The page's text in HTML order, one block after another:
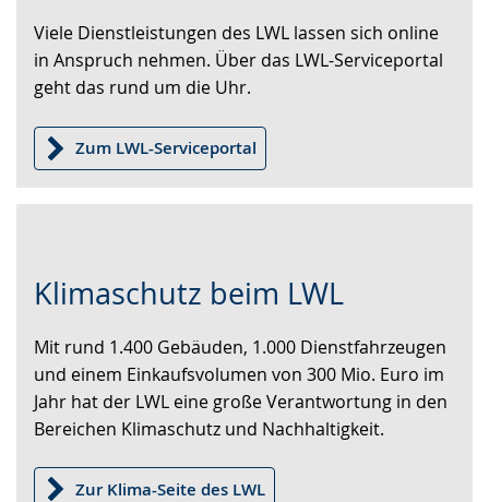
wechseln.
Deutscher
Gebärdensprache
wird
Viele Dienstleistungen des LWL lassen sich online
in Anspruch nehmen. Über das LWL-Serviceportal
geht das rund um die Uhr.
Zum LWL-Serviceportal
Klimaschutz beim LWL
Leichten
wechseln.
Audio-
Video
Deutscher
Gebärdensprache
wird
angezeigt.
Mit rund 1.400 Gebäuden, 1.000 Dienstfahrzeugen
und einem Einkaufsvolumen von 300 Mio. Euro im
Jahr hat der LWL eine große Verantwortung in den
Bereichen Klimaschutz und Nachhaltigkeit.
Zur Klima-Seite des LWL